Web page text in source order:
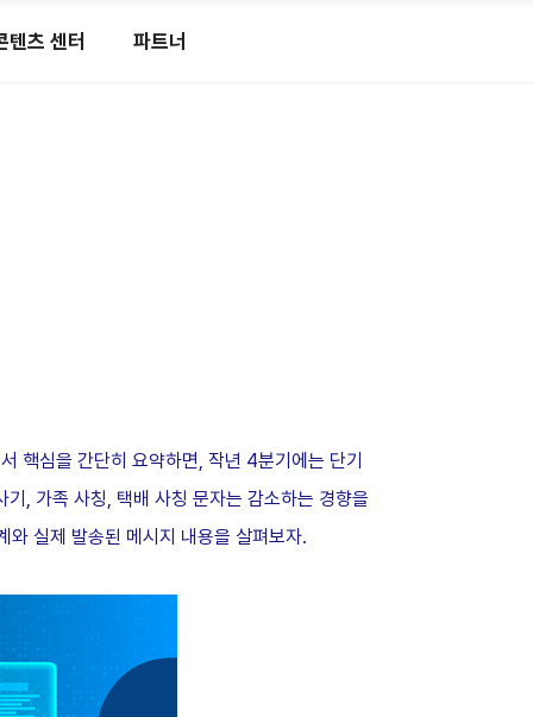
텐츠 센터 파트너
핵심을 간단히 요약하면, 작년 4분기에는 단기
, 가족 사칭, 택배 사칭 문자는 감소하는 경향을
와 실제 발송된 메시지 내용을 살펴보자.